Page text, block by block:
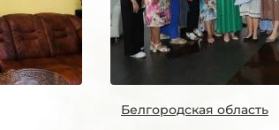
Белгородская область